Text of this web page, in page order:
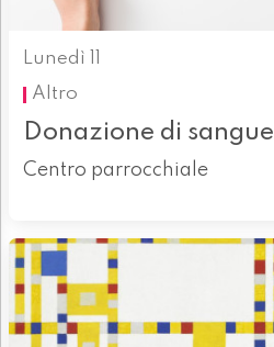
Lunedì 11
Altro
Donazione di sangue
Centro parrocchiale